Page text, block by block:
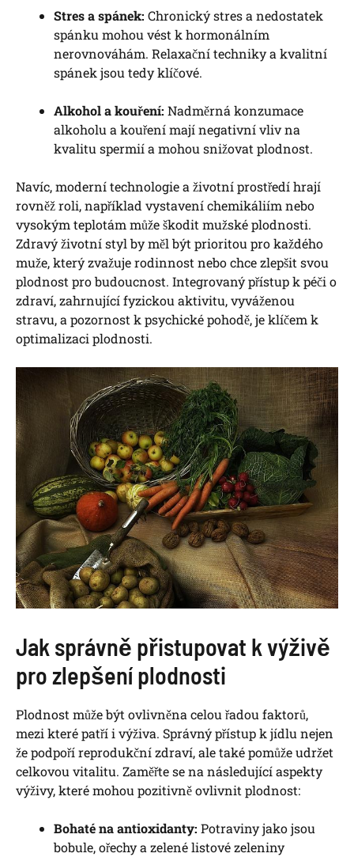
Stres a spánek: Chronický stres a nedostatek
spánku mohou vést k hormonálním
nerovnováhám. Relaxační techniky a kvalitní
spánek jsou tedy klíčové.
Alkohol a kouření: Nadměrná konzumace
alkoholu a kouření mají negativní vliv na
kvalitu spermií a mohou snižovat plodnost.
Navíc, moderní technologie a životní prostředí hrají
rovněž roli, například vystavení chemikáliím nebo
vysokým teplotám může škodit mužské plodnosti.
Zdravý životní styl by měl být prioritou pro každého
muže, který zvažuje rodinnost nebo chce zlepšit svou
plodnost pro budoucnost. Integrovaný přístup k péči o
zdraví, zahrnující fyzickou aktivitu, vyváženou
stravu, a pozornost k psychické pohodě, je klíčem k
optimalizaci plodnosti.
Jak správně přistupovat k výživě
pro zlepšení plodnosti
Plodnost může být ovlivněna celou řadou faktorů,
mezi které patří i výživa. Správný přístup k jídlu nejen
že podpoří reprodukční zdraví, ale také pomůže udržet
celkovou vitalitu. Zaměřte se na následující aspekty
výživy, které mohou pozitivně ovlivnit plodnost:
Bohaté na antioxidanty: Potraviny jako jsou
bobule, ořechy a zelené listové zeleniny